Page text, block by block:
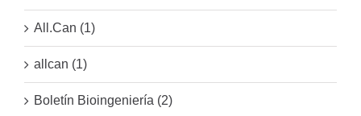
All.Can (1)
allcan (1)
Boletín Bioingeniería (2)